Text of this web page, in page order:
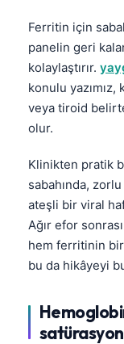
Ferritin için
panelin geri
kolaylaştırır.
konulu
veya tiroid
olur.
Klinikten pratik
sabahında,
ateşli bir viral
Ağır efor
hem ferritinin
bu da hikâyeyi